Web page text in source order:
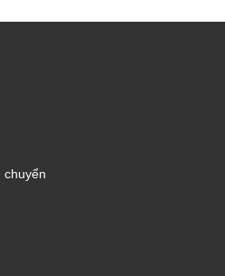
chuyển